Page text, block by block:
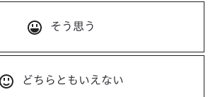
そう思う
どちらともいえない